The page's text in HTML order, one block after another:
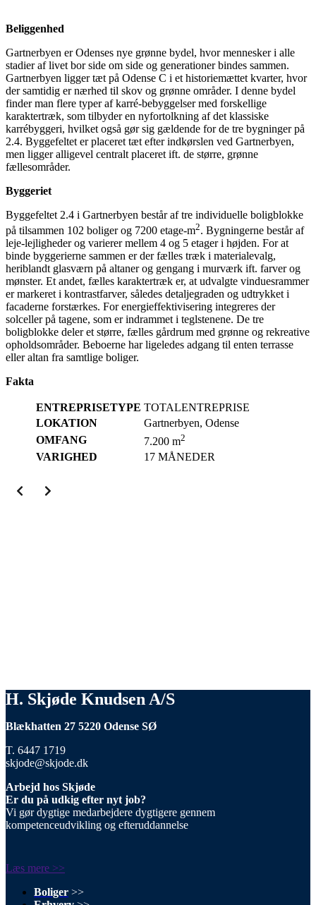
Beliggenhed
Gartnerbyen er Odenses nye grønne bydel, hvor mennesker i alle
stadier af livet bor side om side og generationer bindes sammen.
Gartnerbyen ligger tæt på Odense C i et historiemættet kvarter, hvor
der samtidig er nærhed til skov og grønne områder. I denne bydel
finder man flere typer af karré-bebyggelser med forskellige
karaktertræk, som tilbyder en nyfortolkning af det klassiske
karrébyggeri, hvilket også gør sig gældende for de tre bygninger på
2.4. Byggefeltet er placeret tæt efter indkørslen ved Gartnerbyen,
men ligger alligevel centralt placeret ift. de større, grønne
fællesområder.
Byggeriet
Byggefeltet 2.4 i Gartnerbyen består af tre individuelle boligblokke
på tilsammen 102 boliger og 7200 etage-m2. Bygningerne består af
leje-lejligheder og varierer mellem 4 og 5 etager i højden. For at
binde byggerierne sammen er der fælles træk i materialevalg,
heriblandt glasværn på altaner og gengang i murværk ift. farver og
mønster. Et andet, fælles karaktertræk er, at udvalgte vinduesrammer
er markeret i kontrastfarver, således detaljegraden og udtrykket i
facaderne forstærkes. For energieffektivisering integreres der
solceller på tagene, som er indrammet i teglstenene. De tre
boligblokke deler et større, fælles gårdrum med grønne og rekreative
opholdsområder. Beboerne har ligeledes adgang til enten terrasse
eller altan fra samtlige boliger.
Fakta
ENTREPRISETYPE TOTALENTREPRISE
LOKATION
Gartnerbyen, Odense
OMFANG
7.200 m2
VARIGHED 17 MÅNEDER
H. Skjøde Knudsen A/S
Blækhatten 27 5220 Odense SØ
T. 6447 1719
skjode@skjode.dk
Arbejd hos Skjøde
Er du på udkig efter nyt job?
Vi gør dygtige medarbejdere dygtigere gennem
kompetenceudvikling og efteruddannelse
Læs mere >>
Boliger >>